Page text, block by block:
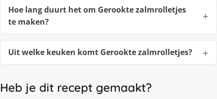
Hoe lang duurt het om Gerookte zalmrolletjes
te maken?
Uit welke keuken komt Gerookte zalmrolletjes?
Heb je dit recept gemaakt?